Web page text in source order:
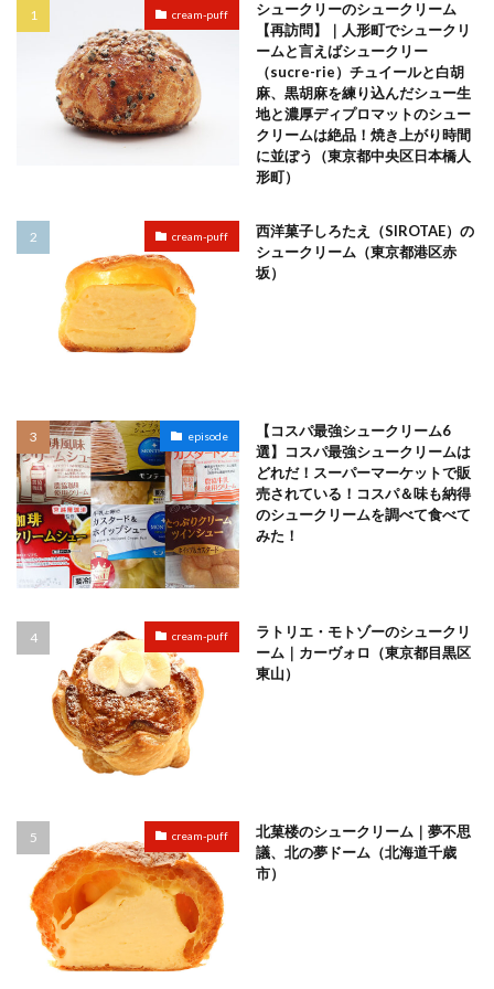
cream-puff
シュークリーのシュークリーム
【再訪問】｜人形町でシュークリ
ームと言えばシュークリー
（sucre-rie）チュイールと白胡
麻、黒胡麻を練り込んだシュー生
地と濃厚ディプロマットのシュー
クリームは絶品！焼き上がり時間
に並ぼう（東京都中央区日本橋人
形町）
cream-puff
西洋菓子しろたえ（SIROTAE）の
シュークリーム（東京都港区赤
坂）
episode
【コスパ最強シュークリーム6
選】コスパ最強シュークリームは
どれだ！スーパーマーケットで販
売されている！コスパ＆味も納得
のシュークリームを調べて食べて
みた！
cream-puff
ラトリエ・モトゾーのシュークリ
ーム｜カーヴォロ（東京都目黒区
東山）
cream-puff
北菓楼のシュークリーム｜夢不思
議、北の夢ドーム（北海道千歳
市）